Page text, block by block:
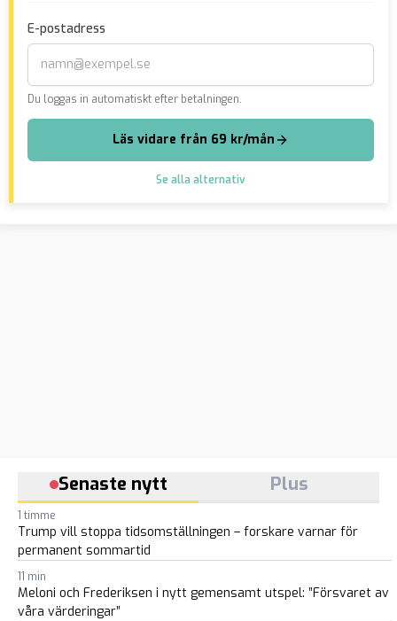
E-postadress
Du loggas in automatiskt efter betalningen.
Läs vidare från 69 kr/mån
Se alla alternativ
Senaste nytt Plus
1 timme
Trump vill stoppa tidsomställningen – forskare varnar för
permanent sommartid
11 min
Meloni och Frederiksen i nytt gemensamt utspel: ”Försvaret av
våra värderingar”